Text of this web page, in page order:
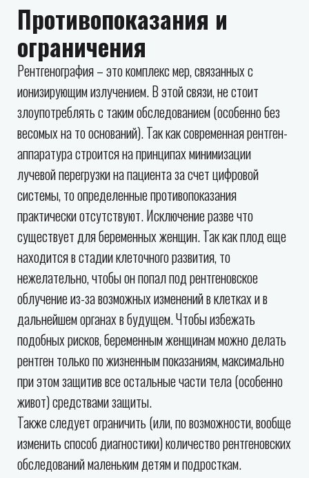
Противопоказания и
ограничения
Рентгенография – это комплекс мер, связанных с
ионизирующим излучением. В этой связи, не стоит
злоупотреблять с таким обследованием (особенно без
весомых на то оснований). Так как современная рентген-
аппаратура строится на принципах минимизации
лучевой перегрузки на пациента за счет цифровой
системы, то определенные противопоказания
практически отсутствуют. Исключение разве что
существует для беременных женщин. Так как плод еще
находится в стадии клеточного развития, то
нежелательно, чтобы он попал под рентгеновское
облучение из-за возможных изменений в клетках и в
дальнейшем органах в будущем. Чтобы избежать
подобных рисков, беременным женщинам можно делать
рентген только по жизненным показаниям, максимально
при этом защитив все остальные части тела (особенно
живот) средствами защиты.
Также следует ограничить (или, по возможности, вообще
изменить способ диагностики) количество рентгеновских
обследований маленьким детям и подросткам.